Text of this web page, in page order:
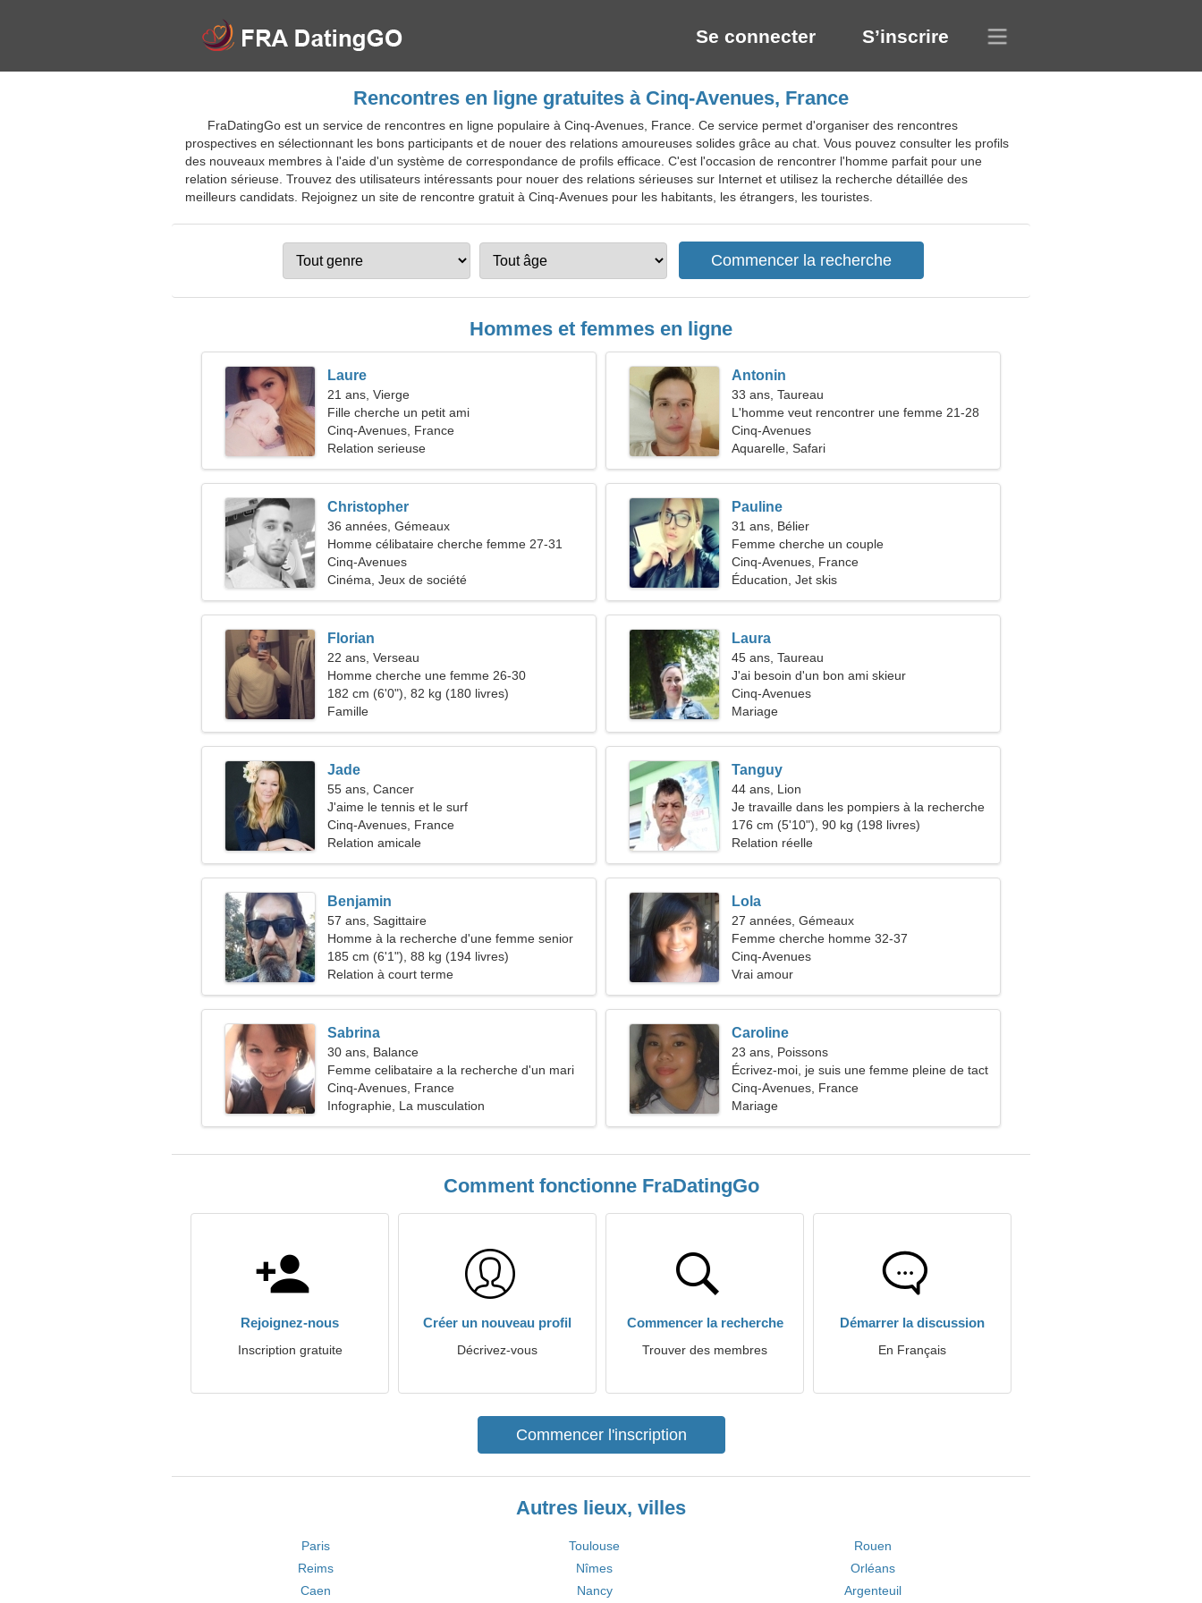
Se connecter S’inscrire
Rencontres en ligne gratuites à Cinq-Avenues, France
FraDatingGo est un service de rencontres en ligne populaire à Cinq-Avenues, France. Ce service permet d'organiser des rencontres
prospectives en sélectionnant les bons participants et de nouer des relations amoureuses solides grâce au chat. Vous pouvez consulter les profils
des nouveaux membres à l'aide d'un système de correspondance de profils efficace. C'est l'occasion de rencontrer l'homme parfait pour une
relation sérieuse. Trouvez des utilisateurs intéressants pour nouer des relations sérieuses sur Internet et utilisez la recherche détaillée des
meilleurs candidats. Rejoignez un site de rencontre gratuit à Cinq-Avenues pour les habitants, les étrangers, les touristes.
Hommes et femmes en ligne
Laure
21 ans, Vierge
Fille cherche un petit ami
Cinq-Avenues, France
Relation serieuse
Antonin
33 ans, Taureau
L'homme veut rencontrer une femme 21-28
Cinq-Avenues
Aquarelle, Safari
Christopher
36 années, Gémeaux
Homme célibataire cherche femme 27-31
Cinq-Avenues
Cinéma, Jeux de société
Pauline
31 ans, Bélier
Femme cherche un couple
Cinq-Avenues, France
Éducation, Jet skis
Florian
22 ans, Verseau
Homme cherche une femme 26-30
182 cm (6'0"), 82 kg (180 livres)
Famille
Laura
45 ans, Taureau
J'ai besoin d'un bon ami skieur
Cinq-Avenues
Mariage
Jade
55 ans, Cancer
J'aime le tennis et le surf
Cinq-Avenues, France
Relation amicale
Tanguy
44 ans, Lion
Je travaille dans les pompiers à la recherche
d'une femme formidable
176 cm (5'10"), 90 kg (198 livres)
Relation réelle
Benjamin
57 ans, Sagittaire
Homme à la recherche d'une femme senior
185 cm (6'1"), 88 kg (194 livres)
Relation à court terme
Lola
27 années, Gémeaux
Femme cherche homme 32-37
Cinq-Avenues
Vrai amour
Sabrina
30 ans, Balance
Femme celibataire a la recherche d'un mari
Cinq-Avenues, France
Infographie, La musculation
Caroline
23 ans, Poissons
Écrivez-moi, je suis une femme pleine de tact
Cinq-Avenues, France
Mariage
Comment fonctionne FraDatingGo
Rejoignez-nous
Inscription gratuite
Créer un nouveau profil
Décrivez-vous
Commencer la recherche
Trouver des membres
Démarrer la discussion
En Français
Commencer l'inscription
Autres lieux, villes
Paris Toulouse
Rouen
Reims
Nîmes
Orléans
Caen
Nancy Argenteuil